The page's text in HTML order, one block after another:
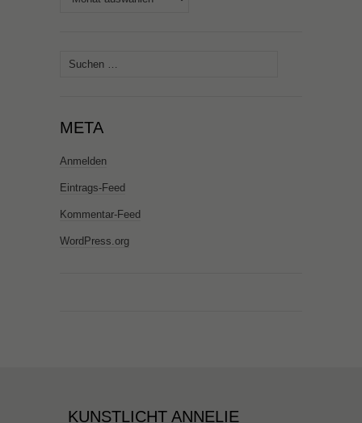
Suchen
META
Anmelden
Eintrags-Feed
Kommentar-Feed
WordPress.org
KUNSTLICHT ANNELIE